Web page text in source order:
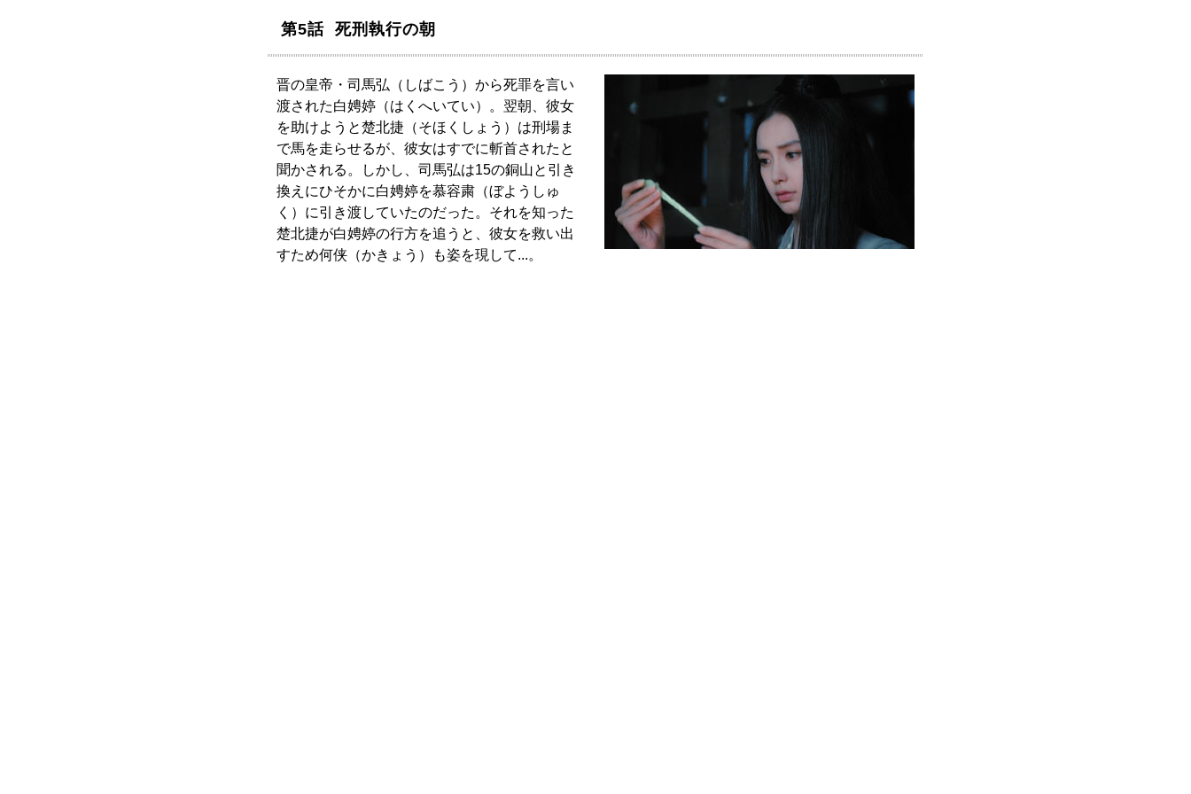
第5話 死刑執行の朝
晋の皇帝・司馬弘（しばこう）から死罪を言い
渡された白娉婷（はくへいてい）。翌朝、彼女
を助けようと楚北捷（そほくしょう）は刑場ま
で馬を走らせるが、彼女はすでに斬首されたと
聞かされる。しかし、司馬弘は15の銅山と引き
換えにひそかに白娉婷を慕容粛（ぼようしゅ
く）に引き渡していたのだった。それを知った
楚北捷が白娉婷の行方を追うと、彼女を救い出
すため何侠（かきょう）も姿を現して...。